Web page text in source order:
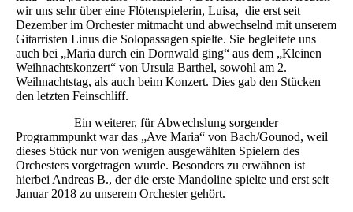
wir uns sehr über eine Flötenspielerin, Luisa, die erst seit
Dezember im Orchester mitmacht und abwechselnd mit unserem
Gitarristen Linus die Solopassagen spielte. Sie begleitete uns
auch bei „Maria durch ein Dornwald ging“ aus dem „Kleinen
Weihnachtskonzert“ von Ursula Barthel, sowohl am 2.
Weihnachtstag, als auch beim Konzert. Dies gab den Stücken
den letzten Feinschliff.
Ein weiterer, für Abwechslung sorgender
Programmpunkt war das „Ave Maria“ von Bach/Gounod, weil
dieses Stück nur von wenigen ausgewählten Spielern des
Orchesters vorgetragen wurde. Besonders zu erwähnen ist
hierbei Andreas B., der die erste Mandoline spielte und erst seit
Januar 2018 zu unserem Orchester gehört.